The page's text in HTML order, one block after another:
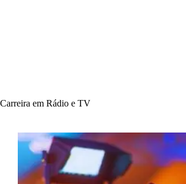
Carreira em Rádio e TV